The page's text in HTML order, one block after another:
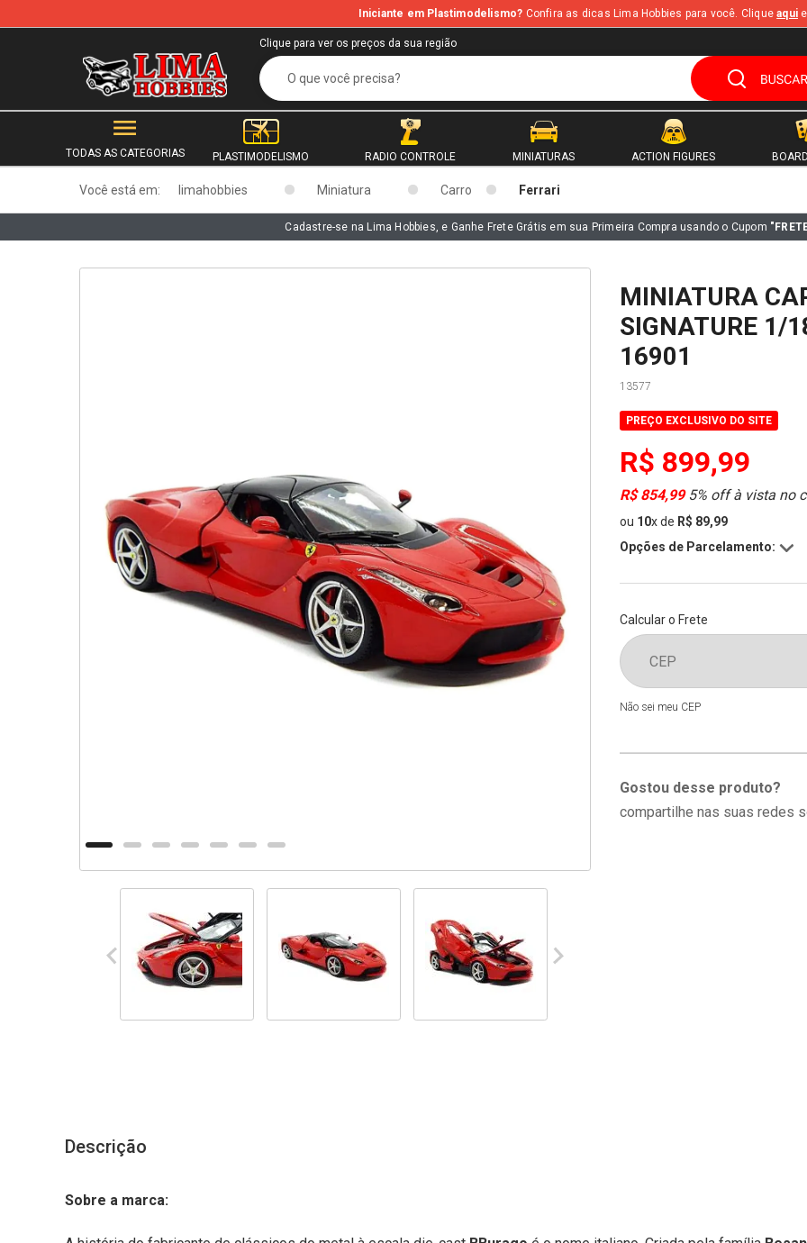
b
Iniciante em Plastimodelismo? Confira as dicas Lima Hobbies para você. Cliqueaqui
Clique para ver os preços da sua região
TODAS AS CATEGORIAS PLASTIMODELISMO RADIO CONTROLE MINIATURAS ACTION FIGURES
Você está em: limahobbies Miniatura Carro Ferrari
Cadastre-se na Lima Hobbies, e Ganhe Frete Grátis em sua Primeira Compra usando o Cupom
MINIATURA
SIGNATURE 1/
16901
13577
PREÇO EXCLUSIVO DO SITE
R$ 899,99
R$ 854,995% off à vista no
ou 10xde R$ 89,99
Opções de Parcelamento:
Calcular o Frete
Não sei meu CEP
Gostou desse produto?
compartilhe nas suas redes
Descrição
Sobre a marca: